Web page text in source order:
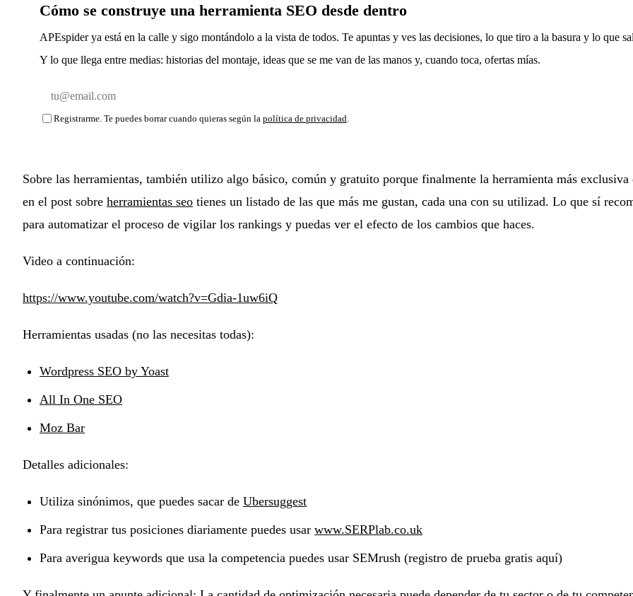
Cómo se construye una herramienta SEO desde dentro
APEspider ya está en la calle y sigo montándolo a la vista de todos. Te apuntas y ves las decisiones, lo que tiro a la basura y lo que
Y lo que llega entre medias: historias del montaje, ideas que se me van de las manos y, cuando toca, ofertas mías.
Email
Registrarme. Te puedes borrar cuando quieras según la política de privacidad
Sobre las herramientas, también utilizo algo básico, común y gratuito porque finalmente la herramienta más
en el post sobre herramientas seo tienes un listado de las que más me gustan, cada una con su utilizad. Lo que sí
para automatizar el proceso de vigilar los rankings y puedas ver el efecto de los cambios que haces.
Video a continuación:
https://www.youtube.com/watch?v=Gdia-1uw6iQ
Herramientas usadas (no las necesitas todas):
Wordpress SEO by Yoast
All In One SEO
Moz Bar
Detalles adicionales:
Utiliza sinónimos, que puedes sacar de Ubersuggest
Para registrar tus posiciones diariamente puedes usar www.SERPlab.co.uk
Para averigua keywords que usa la competencia puedes usar SEMrush (registro de prueba gratis aquí)